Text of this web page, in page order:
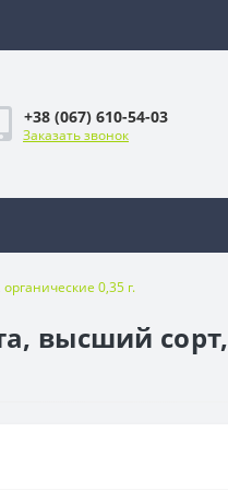
+38 (067) 610-54-03
Заказать звонок
0,35 г.
высший сорт,